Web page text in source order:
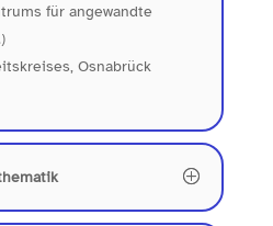
für angewandte
Osnabrück